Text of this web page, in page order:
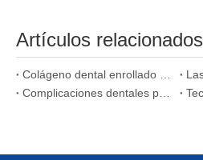
Artículos relacionados